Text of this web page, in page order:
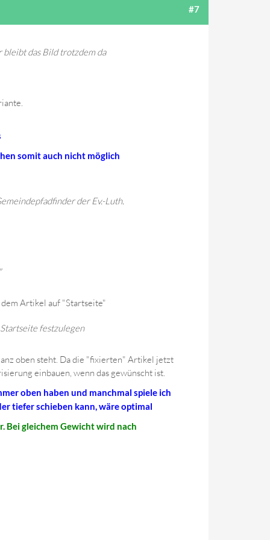
#7
das Bild trotzdem da
somit auch nicht möglich
der Ev.-Luth.
Artikel auf "Startseite"
festzulegen
oben steht. Da die "fixierten" Artikel jetzt
einbauen, wenn das gewünscht ist.
oben haben und manchmal spiele ich
tiefer schieben kann, wäre optimal
Bei gleichem Gewicht wird nach